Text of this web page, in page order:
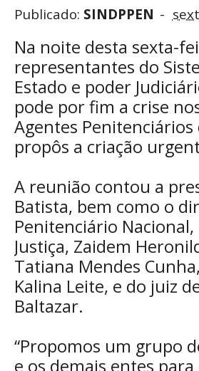
Publicado: SINDPPEN
Na noite desta sexta-
representantes do
Estado e poder
pode por fim a crise
Agentes
propôs a criação
A reunião contou a
Batista, bem como o
Penitenciário
Justiça, Zaidem
Tatiana Mendes
Kalina Leite, e do juiz
Baltazar.
“Propomos um grupo
e os demais entes